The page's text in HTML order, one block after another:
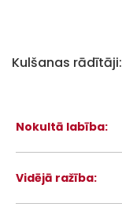
Kulšanas rādītāji:
Nokultā labība:
Vidējā ražība: